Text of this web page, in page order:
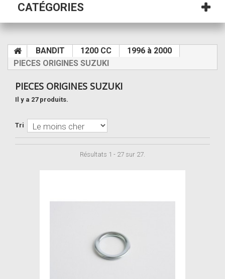
CATÉGORIES
BANDIT 1200 CC
1996 à 2000
PIECES ORIGINES SUZUKI
PIECES ORIGINES SUZUKI
Il y a 27 produits.
Tri
Résultats 1 - 27 sur 27.